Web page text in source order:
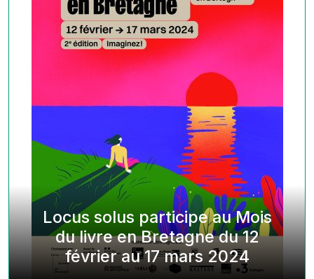
Locus solus participe au Mois
du livre en Bretagne du 12
février au 17 mars 2024